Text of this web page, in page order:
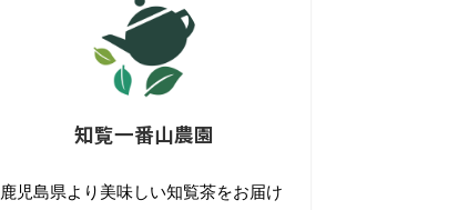
知覧一番山農園
鹿児島県より美味しい知覧茶をお届け